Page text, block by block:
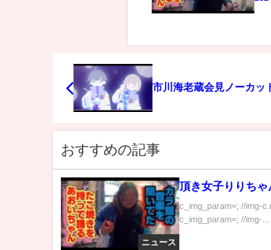
市川海老蔵会見ノーカッ
おすすめの記事
ニュース
頂き女子りりち
c_img_param=; //img-
c_img_param=; //img-...